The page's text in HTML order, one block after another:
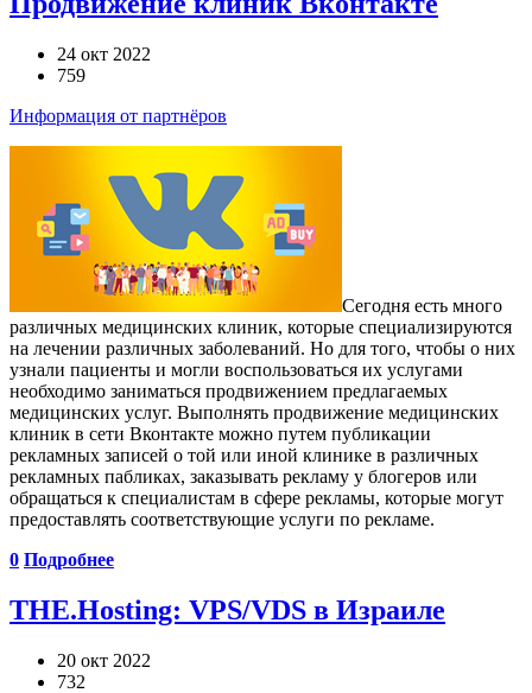
24 окт 2022
759
Информация от партнёров
Сегодня есть много
различных медицинских клиник, которые специализируются
на лечении различных заболеваний. Но для того, чтобы о них
узнали пациенты и могли воспользоваться их услугами
необходимо заниматься продвижением предлагаемых
медицинских услуг. Выполнять продвижение медицинских
клиник в сети Вконтакте можно путем публикации
рекламных записей о той или иной клинике в различных
рекламных пабликах, заказывать рекламу у блогеров или
обращаться к специалистам в сфере рекламы, которые могут
предоставлять соответствующие услуги по рекламе.
0 Подробнее
THE.Hosting: VPS/VDS в Израиле
20 окт 2022
732